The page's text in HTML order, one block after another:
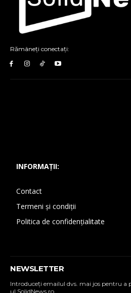
Rămâneți conectați:
INFORMAȚII:
Contact
Termeni și condiții
Politica de confidențialitate
NEWSLETTER
Introduceţi emailul dvs. mai jos pentru a
ul SolidNews.ro